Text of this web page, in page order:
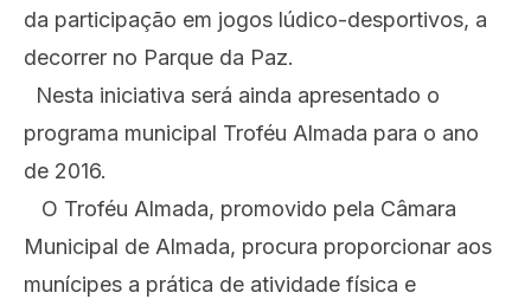
da participação em jogos lúdico-desportivos, a
decorrer no Parque da Paz.
Nesta iniciativa será ainda apresentado o
programa municipal Troféu Almada para o ano
de 2016.
O Troféu Almada, promovido pela Câmara
Municipal de Almada, procura proporcionar aos
munícipes a prática de atividade física e